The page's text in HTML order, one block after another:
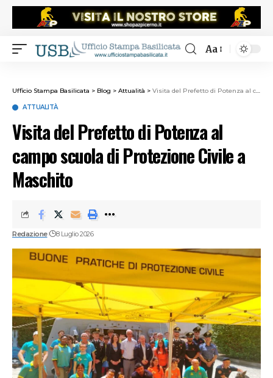
Aa
Ufficio Stampa Basilicata > Blog > Attualità > Visita del Prefetto di Potenza al campo scuola di Protezione Civile a Maschito
ATTUALITÀ
Visita del Prefetto di Potenza al
campo scuola di Protezione Civile a
Maschito
Redazione 8 Luglio 2026